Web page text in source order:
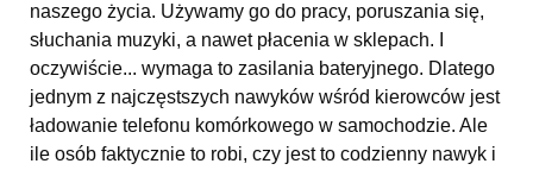
naszego życia. Używamy go do pracy, poruszania się,
słuchania muzyki, a nawet płacenia w sklepach. I
oczywiście... wymaga to zasilania bateryjnego. Dlatego
jednym z najczęstszych nawyków wśród kierowców jest
ładowanie telefonu komórkowego w samochodzie. Ale
ile osób faktycznie to robi, czy jest to codzienny nawyk i